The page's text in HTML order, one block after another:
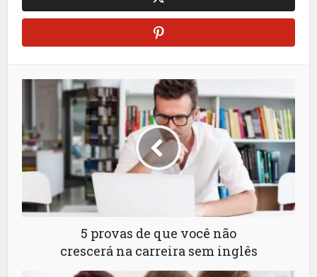
5 provas de que você não
crescerá na carreira sem inglês